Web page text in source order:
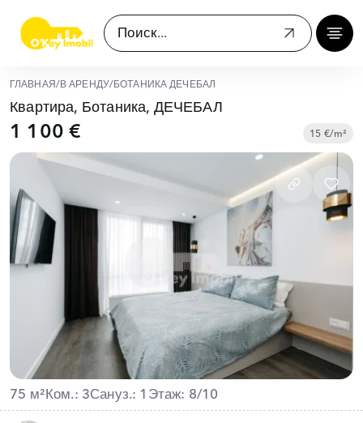
ГЛАВНАЯ/ В АРЕНДУ/ БОТАНИКА ДЕЧЕБАЛ
Квартира, Ботаника, ДЕЧЕБАЛ
1 100 € 15 €/m²
75 м² Ком.: 3Сануз.: 1 Этаж: 8/10